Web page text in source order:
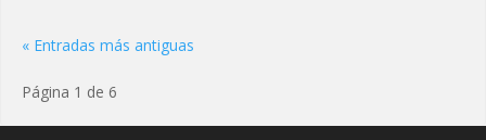
« Entradas más antiguas
Página 1 de 6